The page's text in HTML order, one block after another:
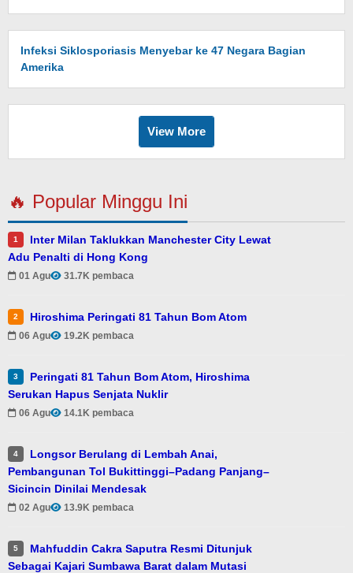
Infeksi Siklosporiasis Menyebar ke 47 Negara Bagian
Amerika
View More
🔥 Popular Minggu Ini
1
Inter Milan Taklukkan Manchester City Lewat
Adu Penalti di Hong Kong
01 Agu 31.7K pembaca
2 Hiroshima Peringati 81 Tahun Bom Atom
06 Agu 19.2K pembaca
3
Peringati 81 Tahun Bom Atom, Hiroshima
Serukan Hapus Senjata Nuklir
06 Agu 14.1K pembaca
4
Longsor Berulang di Lembah Anai,
Pembangunan Tol Bukittinggi–Padang Panjang–
Sicincin Dinilai Mendesak
02 Agu 13.9K pembaca
5
Mahfuddin Cakra Saputra Resmi Ditunjuk
Sebagai Kajari Sumbawa Barat dalam Mutasi